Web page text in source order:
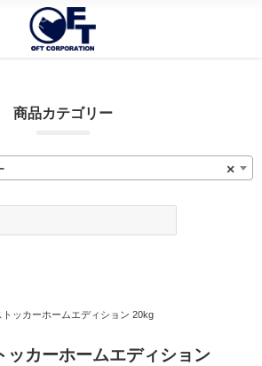
商品カテゴリー
×
トッカーホームエディション 20kg
ッカーホームエディション